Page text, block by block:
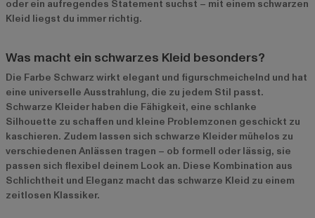
oder ein aufregendes Statement suchst – mit einem schwarzen
Kleid liegst du immer richtig.
Was macht ein schwarzes Kleid besonders?
Die Farbe Schwarz wirkt elegant und figurschmeichelnd und hat
eine universelle Ausstrahlung, die zu jedem Stil passt.
Schwarze Kleider haben die Fähigkeit, eine schlanke
Silhouette zu schaffen und kleine Problemzonen geschickt zu
kaschieren. Zudem lassen sich schwarze Kleider mühelos zu
verschiedenen Anlässen tragen – ob formell oder lässig, sie
passen sich flexibel deinem Look an. Diese Kombination aus
Schlichtheit und Eleganz macht das schwarze Kleid zu einem
zeitlosen Klassiker.